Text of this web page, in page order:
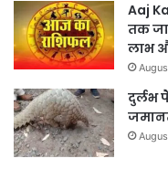
Aaj
तक
लाभ
दुर्लभ